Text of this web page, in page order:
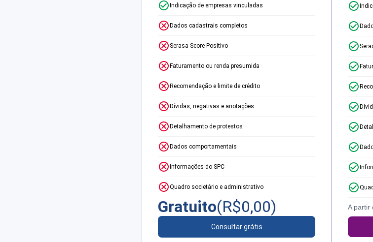
Indicação de empresas vinculadas
Dados cadastrais completos
Serasa Score Positivo
Faturamento ou renda presumida
Recomendação e limite de crédito
Dívidas, negativas e anotações
Detalhamento de protestos
Dados comportamentais
Informações do SPC
Quadro societário e administrativo
Gratuito(R$0,00)
Consultar grátis
A partir